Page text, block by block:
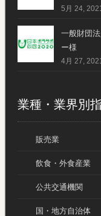
5月 24, 2021
一般財団
ー様
4月 27, 2021
業種・業界別
販売業
飲食・外食産業
公共交通機関
国・地方自治体